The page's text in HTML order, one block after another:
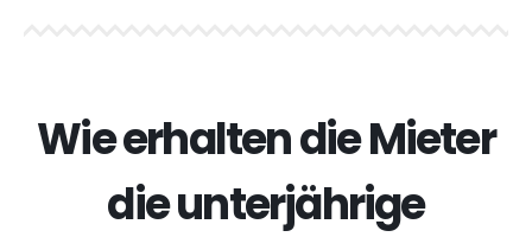
Wie erhalten die Mieter
die unterjährige